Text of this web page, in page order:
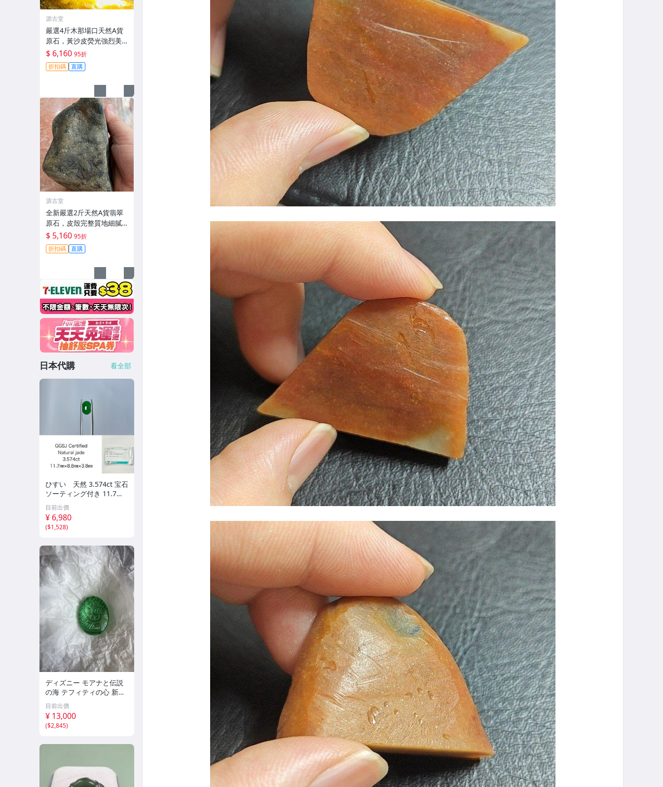
源古堂
嚴選4斤木那場口天然A貨
原石，黃沙皮熒光強烈美
種水手鐲掛件料子，形體
規整待工，支持檢測未動
皮殼，沙粒感足細節私
$ 6,160 95折
折扣碼 直購
源古堂
全新嚴選2斤天然A貨翡翠
原石，皮殼完整質地細膩
未開料，保存良好，適合
雕刻優美手鐲，壓手感人
品相佳 天然A貨翡翠 碧玉
$ 5,160 95折
折扣碼 直購
日本代購 看全部
ひすい 天然 3.574ct 宝石
ソーティング付き 11.7㎜×
8.8㎜×3.8㎜ ルース（ 裸石
） Y10181SA
目前出價
¥ 6,980
($1,528)
ディズニー モアナと伝説
の海 テフィティの心 新
品 未開封
目前出價
¥ 13,000
($2,845)